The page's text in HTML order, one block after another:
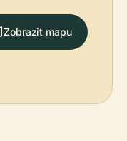
Zobrazit mapu